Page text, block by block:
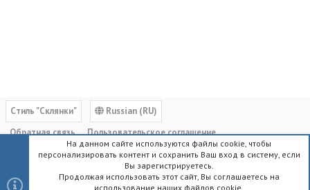
Cтиль "Склянки"
Russian (RU)
Обратная связь
Пользовательское соглашение
Политика конфиденциальности
Помощь Главная
R
S
На данном сайте используются файлы cookie, чтобы
персонализировать контент и сохранить Ваш вход в систему, если
Вы зарегистрируетесь.
Продолжая использовать этот сайт, Вы соглашаетесь на
использование наших файлов cookie.